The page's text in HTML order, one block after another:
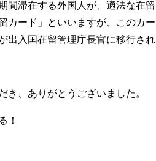
間滞在する外国人が、適法な在
カード」といいますが、このカ
出入国在留管理庁長官に移行され
き、ありがとうございました。
！